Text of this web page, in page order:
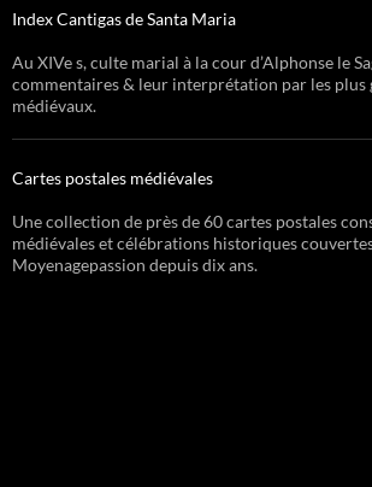
Index Cantigas de Santa Maria
Au XIVe s, culte marial à la cour d’Alphonse le
commentaires & leur interprétation par les plus
médiévaux.
Cartes postales médiévales
Une collection de près de 60 cartes postales
médiévales et célébrations historiques
Moyenagepassion depuis dix ans.